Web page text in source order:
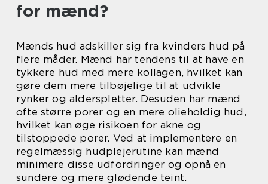
for mænd?
Mænds hud adskiller sig fra kvinders hud på
flere måder. Mænd har tendens til at have en
tykkere hud med mere kollagen, hvilket kan
gøre dem mere tilbøjelige til at udvikle
rynker og alderspletter. Desuden har mænd
ofte større porer og en mere olieholdig hud,
hvilket kan øge risikoen for akne og
tilstoppede porer. Ved at implementere en
regelmæssig hudplejerutine kan mænd
minimere disse udfordringer og opnå en
sundere og mere glødende teint.